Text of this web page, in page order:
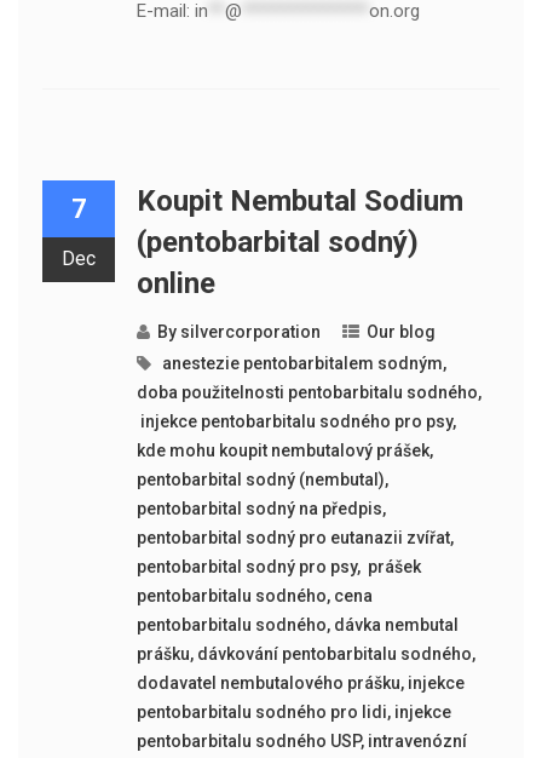
E-mail: in @ on.org
7
Dec
Koupit Nembutal Sodium
(pentobarbital sodný)
online
By silvercorporation
Our blog
​​ anestezie pentobarbitalem sodným,
doba použitelnosti pentobarbitalu sodného,
​​ injekce pentobarbitalu sodného pro psy,
kde mohu koupit nembutalový prášek,
pentobarbital sodný (nembutal),
pentobarbital sodný na předpis,
pentobarbital sodný pro eutanazii zvířat,
pentobarbital sodný pro psy, ​​ prášek
pentobarbitalu sodného, cena
pentobarbitalu sodného, dávka nembutal
prášku, dávkování pentobarbitalu sodného,
dodavatel nembutalového prášku, injekce
pentobarbitalu sodného pro lidi, injekce
pentobarbitalu sodného USP, intravenózní